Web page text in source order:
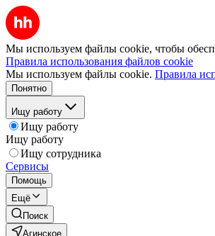
Мы используем файлы cookie, чтобы
Правила использования файлов cookie
Мы используем файлы cookie. Правила
Понятно
Ищу работу
Ищу работу
Ищу работу
Ищу сотрудника
Сервисы
Помощь
Ещё
Поиск
Агинское